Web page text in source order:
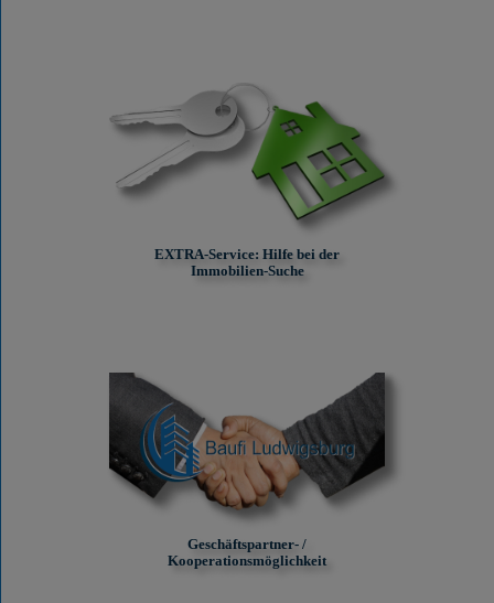
EXTRA-Service: Hilfe bei der
Immobilien-Suche
Geschäftspartner- /
Kooperationsmöglichkeit